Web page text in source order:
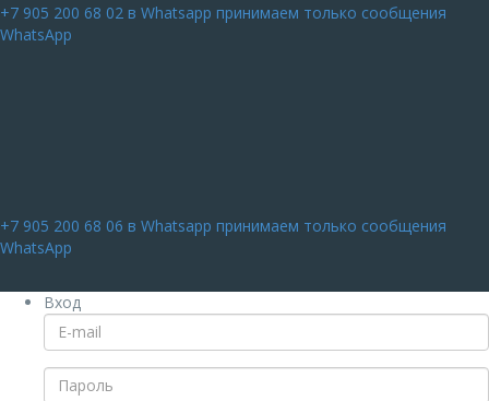
+7 905 200 68 02 в Whatsapp принимаем только сообщения
WhatsApp
+7 905 200 68 06 в Whatsapp принимаем только сообщения
WhatsApp
Вход